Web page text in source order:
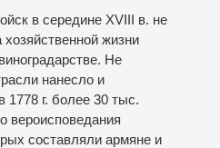
в середине XVIII в. не
хозяйственной жизни
Не
нанесло и
г. более 30 тыс.
вероисповедания
составляли армяне и